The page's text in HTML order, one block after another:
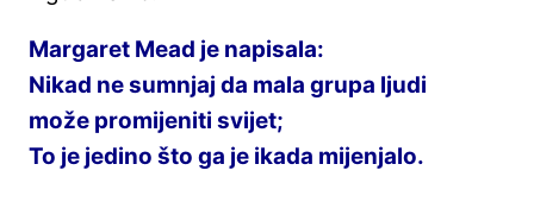
Margaret Mead je napisala:
Nikad ne sumnjaj da mala grupa ljudi
može promijeniti svijet;
To je jedino što ga je ikada mijenjalo.